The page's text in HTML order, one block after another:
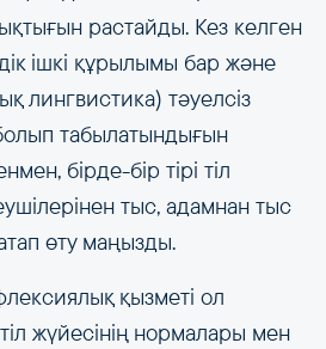
растайды. Кез келген
ішкі құрылымы бар және
лингвистика) тәуелсіз
табылатындығын
бірде-бір тірі тіл
тыс, адамнан тыс
өту маңызды.
қызметі ол
жүйесінің нормалары мен